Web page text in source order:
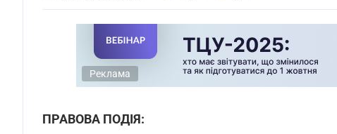
Реклама
ПРАВОВА ПОДІЯ: